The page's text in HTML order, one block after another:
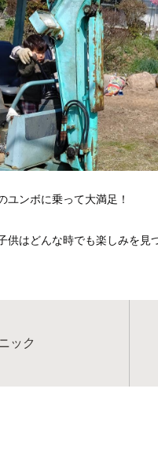
ユンボに乗って大満足！
供はどんな時でも楽しみを見
ック